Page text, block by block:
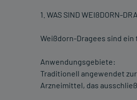
1. WAS SIND WEIßDORN-
Weißdorn-Dragees sind
Anwendungsgebiete:
Traditionell angewendet
Arzneimittel, das